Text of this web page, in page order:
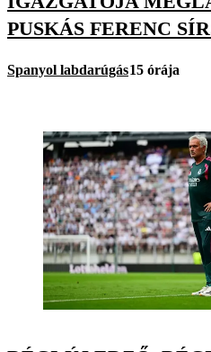
PUSKÁS FERENC
Spanyol labdarúgás15 órája